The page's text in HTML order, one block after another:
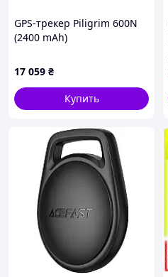
GPS-трекер Piligrim 600N
(2400 mAh)
17 059 ₴
Купить